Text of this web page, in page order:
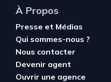
À Propos
Presse et Médias
Qui sommes-nous ?
Nous contacter
Devenir agent
Ouvrir une agence